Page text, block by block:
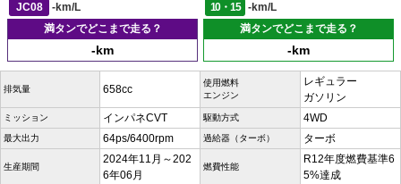
JC08
-km/L 10・15
-km/L
満タンでどこまで走る？
-km
満タンでどこまで走る？
-km
排気量 658cc
使用燃料
エンジン
レギュラー
ガソリン
ミッション インパネCVT 駆動方式 4WD
最大出力 64ps/6400rpm 過給器（ターボ） ターボ
生産期間
2024年11月～202
6年06月
燃費性能
R12年度燃費基準6
5%達成